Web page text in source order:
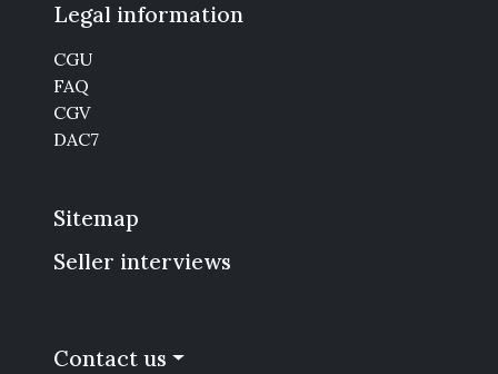
Legal information
CGU
FAQ
CGV
DAC7
Sitemap
Seller interviews
Contact us